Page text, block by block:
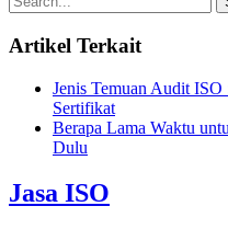
Artikel Terkait
Jenis Temuan Audit
Sertifikat
Berapa Lama Waktu
Dulu
Jasa ISO